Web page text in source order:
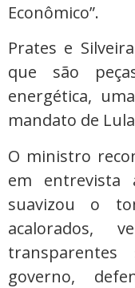
Econômico”.
Prates e
que são
energética,
mandato de
O ministro
em entrevista
suavizou o
acalorados,
governo,